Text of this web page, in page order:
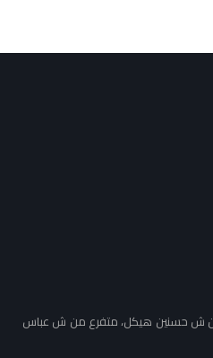
من ش حسنين هيكل، متفرع من ش عباس